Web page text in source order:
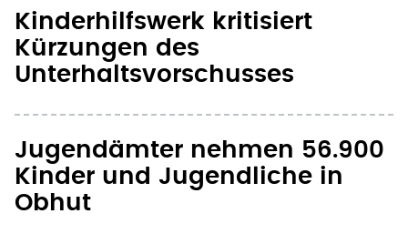
Kinderhilfswerk kritisiert
Kürzungen des
Unterhaltsvorschusses
Jugendämter nehmen 56.900
Kinder und Jugendliche in
Obhut